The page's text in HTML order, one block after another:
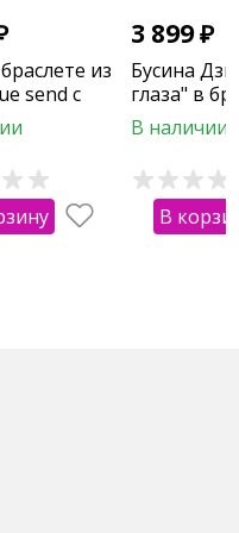
из
send с
мантрой
3 899₽
Бусина
глаза" в
кристалла
В наличии
В